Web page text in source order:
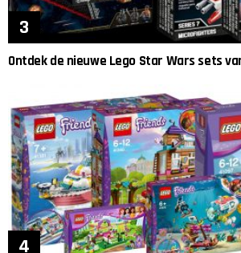
Ontdek de nieuwe Lego Star Wars sets